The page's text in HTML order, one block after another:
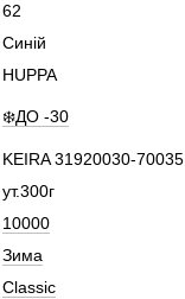
62
Синій
HUPPA
❄️ДО -30
KEIRA 31920030-70035
ут.300г
10000
Зима
Classic